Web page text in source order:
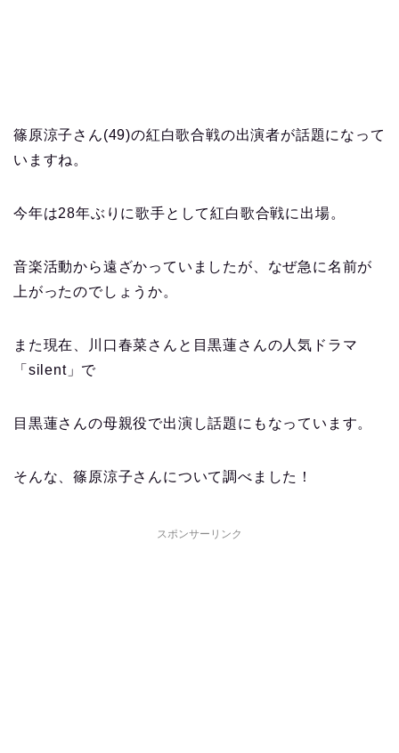
篠原涼子さん(49)の紅白歌合戦の出演者が話題になって
いますね。
今年は28年ぶりに歌手として紅白歌合戦に出場。
音楽活動から遠ざかっていましたが、なぜ急に名前が
上がったのでしょうか。
また現在、川口春菜さんと目黒蓮さんの人気ドラマ
「silent」で
目黒蓮さんの母親役で出演し話題にもなっています。
そんな、篠原涼子さんについて調べました！
スポンサーリンク